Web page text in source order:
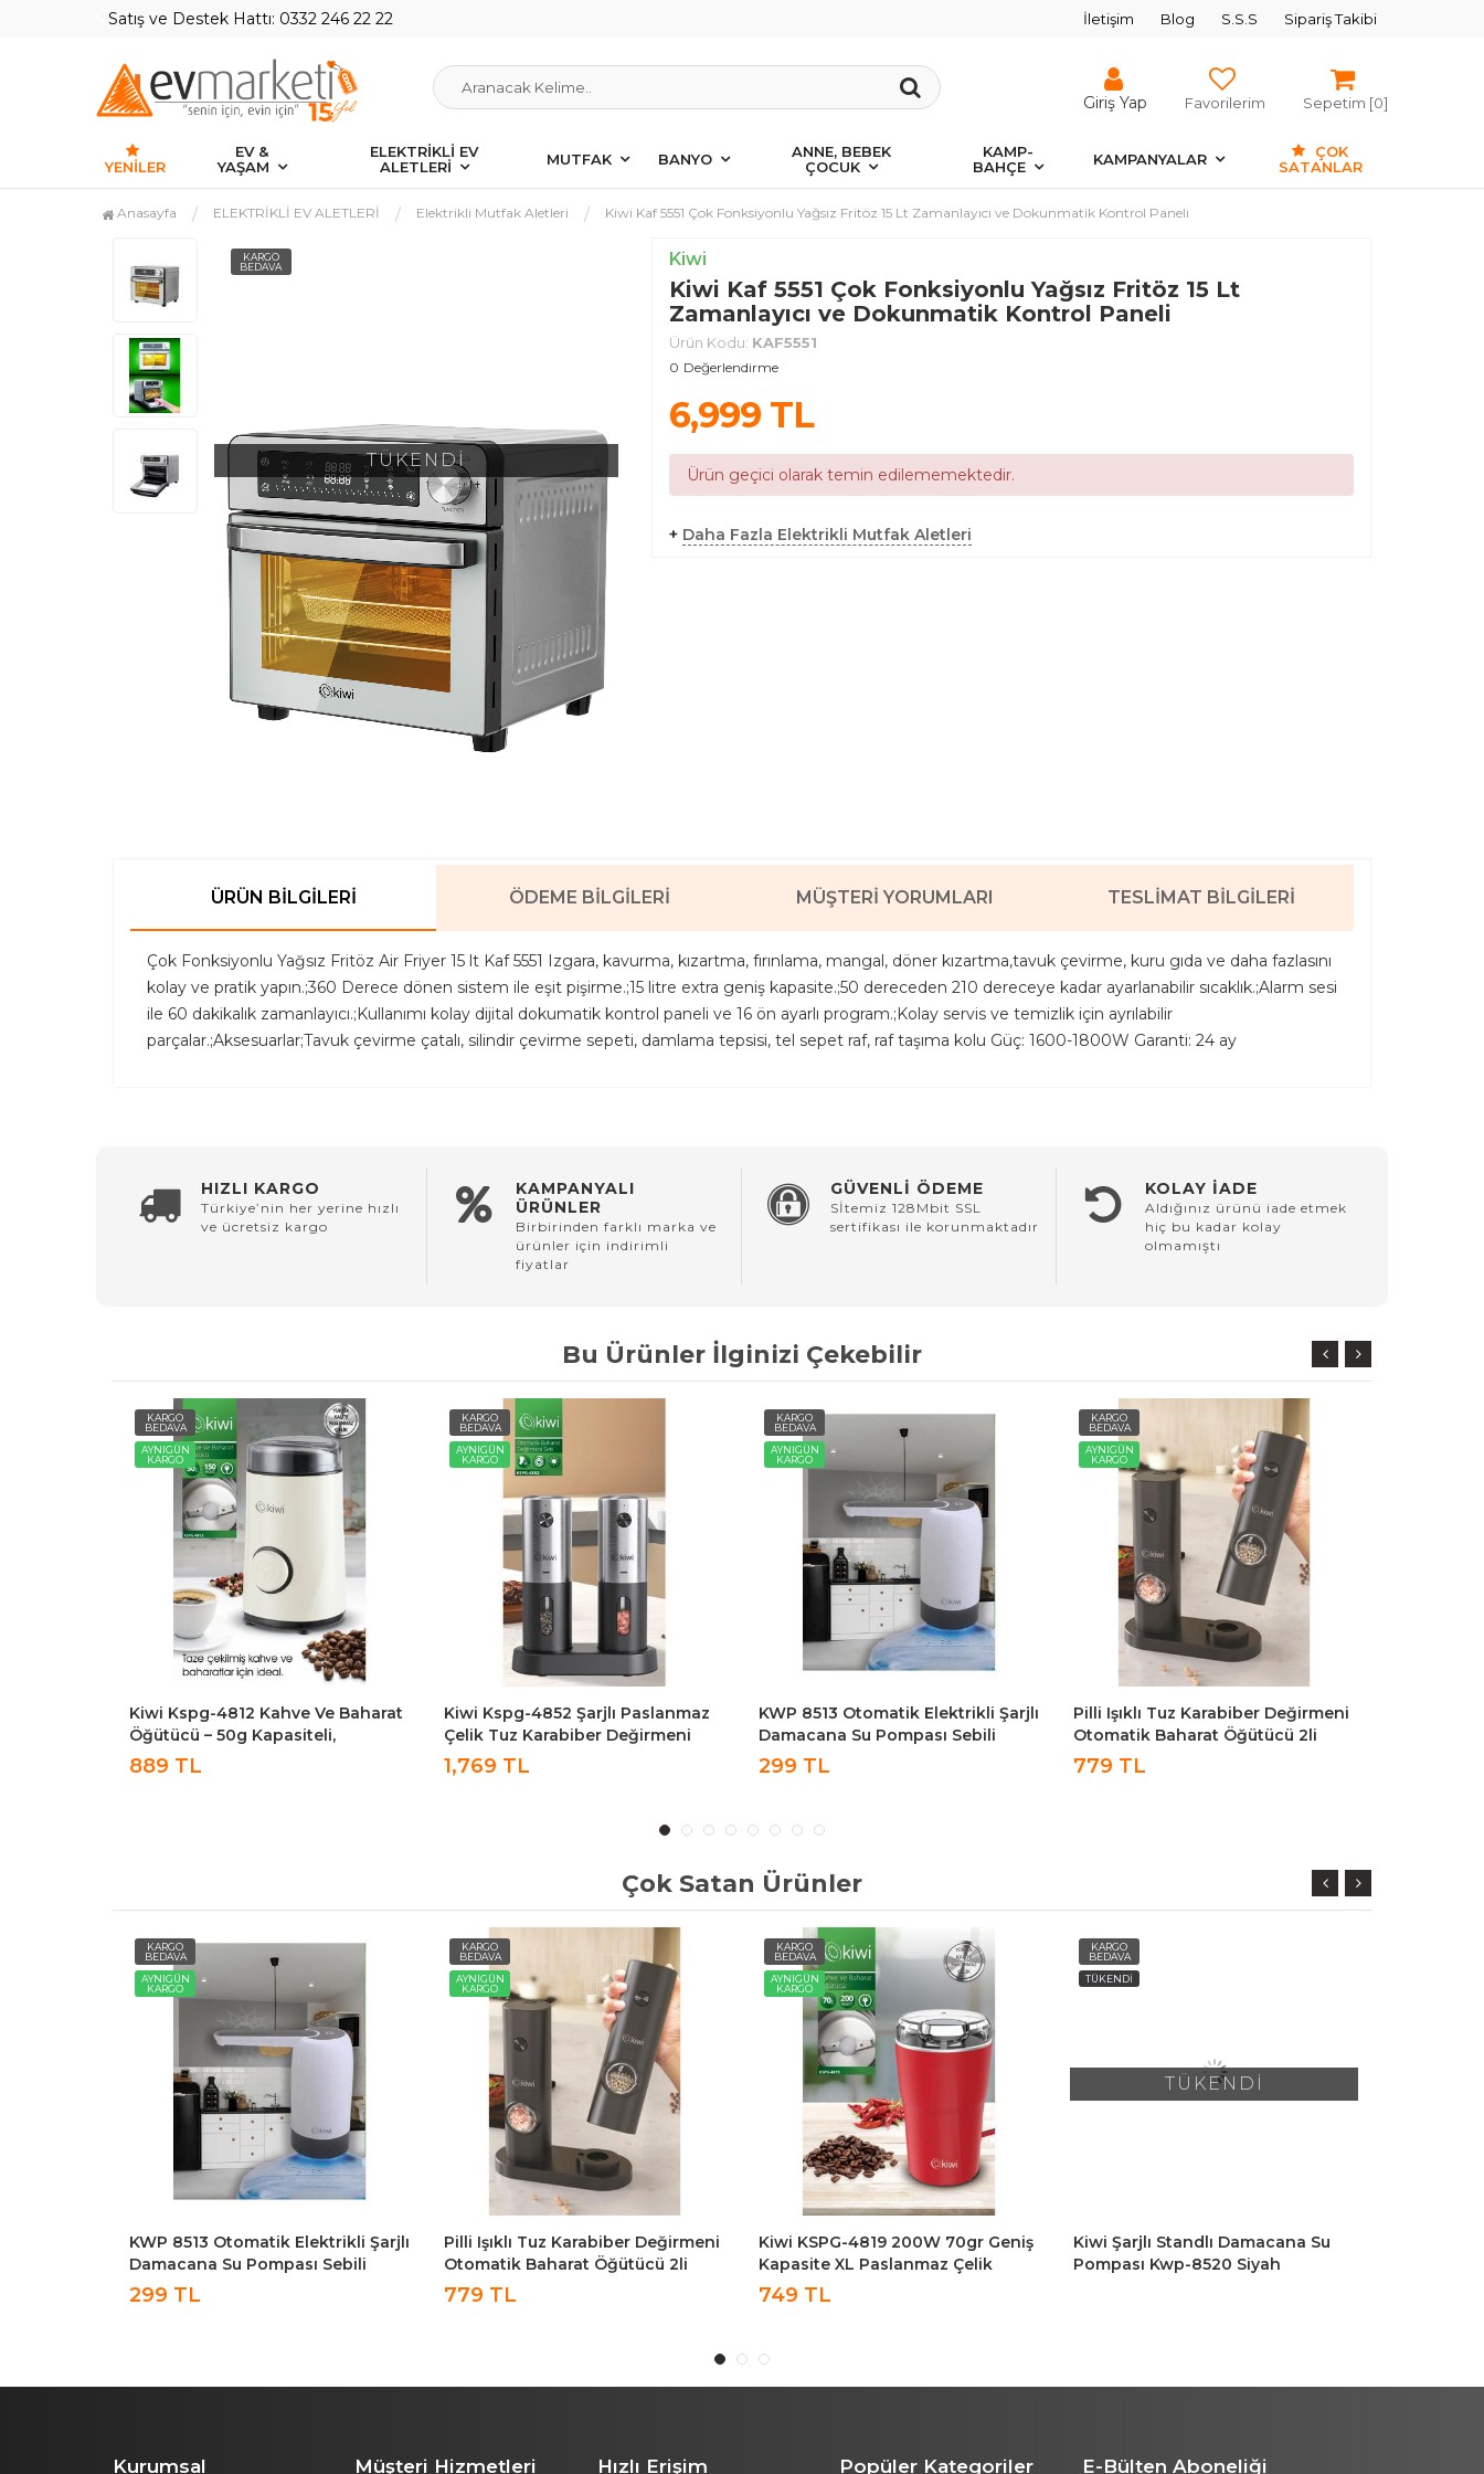
Satış ve Destek Hattı: 0332 246 22 22 İletişim Blog S.S.S Sipariş Takibi
Giriş Yap Favorilerim Sepetim [0]
YENILER
EV &
YAŞAM
ELEKTRİKLİ EV
ALETLERİ
MUTFAK BANYO
ANNE, BEBEK
ÇOCUK
KAMP-
BAHÇE
KAMPANYALAR
ÇOK
SATANLAR
Anasayfa ELEKTRİKLİ EV ALETLERİ Elektrikli Mutfak Aletleri Kiwi Kaf 5551 Çok Fonksiyonlu Yağsız Fritöz 15 Lt Zamanlayıcı ve Dokunmatik Kontrol Paneli
KARGO
BEDAVA
TÜKENDİ
Kiwi
Kiwi Kaf 5551 Çok Fonksiyonlu Yağsız Fritöz 15 Lt
Zamanlayıcı ve Dokunmatik Kontrol Paneli
Ürün Kodu: KAF5551
0 Değerlendirme
6,999TL
Ürün geçici olarak temin edilememektedir.
+ Daha Fazla Elektrikli Mutfak Aletleri
ÜRÜN BILGILERI ÖDEME BILGILERI MÜŞTERI YORUMLARI TESLIMAT BILGILERI
Çok Fonksiyonlu Yağsız Fritöz Air Friyer 15 lt Kaf 5551 Izgara, kavurma, kızartma, fırınlama, mangal, döner kızartma,tavuk çevirme, kuru gıda ve daha fazlasını
kolay ve pratik yapın.;360 Derece dönen sistem ile eşit pişirme.;15 litre extra geniş kapasite.;50 dereceden 210 dereceye kadar ayarlanabilir sıcaklık.;Alarm sesi
ile 60 dakikalık zamanlayıcı.;Kullanımı kolay dijital dokumatik kontrol paneli ve 16 ön ayarlı program.;Kolay servis ve temizlik için ayrılabilir
parçalar.;Aksesuarlar;Tavuk çevirme çatalı, silindir çevirme sepeti, damlama tepsisi, tel sepet raf, raf taşıma kolu Güç: 1600-1800W Garanti: 24 ay
HIZLI KARGO
Türkiye’nin her yerine hızlı
ve ücretsiz kargo
KAMPANYALI
ÜRÜNLER
Birbirinden farklı marka ve
ürünler için indirimli
fiyatlar
GÜVENLİ ÖDEME
Sİtemiz 128Mbit SSL
sertifikası ile korunmaktadır
KOLAY İADE
Aldığınız ürünü iade etmek
hiç bu kadar kolay
olmamıştı
Bu Ürünler İlginizi Çekebilir
KARGO
BEDAVA
AYNIGÜN
KARGO
Kiwi Kspg-4812 Kahve Ve Baharat
Öğütücü – 50g Kapasiteli,
Paslanmaz Çelik Beyaz
889 TL
KARGO
BEDAVA
AYNIGÜN
KARGO
Kiwi Kspg-4852 Şarjlı Paslanmaz
Çelik Tuz Karabiber Değirmeni
Otomatik Baharat Öğütücü 2li
Paket
1,769 TL
KARGO
BEDAVA
AYNIGÜN
KARGO
KWP 8513 Otomatik Elektrikli Şarjlı
Damacana Su Pompası Sebili
KWP-8513
299 TL
KARGO
BEDAVA
AYNIGÜN
KARGO
Pilli Işıklı Tuz Karabiber Değirmeni
Otomatik Baharat Öğütücü 2li
Paket KSPG-4850
779 TL
Çok Satan Ürünler
KARGO
BEDAVA
AYNIGÜN
KARGO
KWP 8513 Otomatik Elektrikli Şarjlı
Damacana Su Pompası Sebili
KWP-8513
299 TL
KARGO
BEDAVA
AYNIGÜN
KARGO
Pilli Işıklı Tuz Karabiber Değirmeni
Otomatik Baharat Öğütücü 2li
Paket KSPG-4850
779 TL
KARGO
BEDAVA
AYNIGÜN
KARGO
Kiwi KSPG-4819 200W 70gr Geniş
Kapasite XL Paslanmaz Çelik
Kahve Ve Baharat Öğütücü Kırmızı
749 TL
KARGO
BEDAVA
TÜKENDİ
TÜKENDİ
Kiwi Şarjlı Standlı Damacana Su
Pompası Kwp-8520 Siyah
Kurumsal Müşteri Hizmetleri Hızlı Erişim Popüler Kategoriler E-Bülten Aboneliği